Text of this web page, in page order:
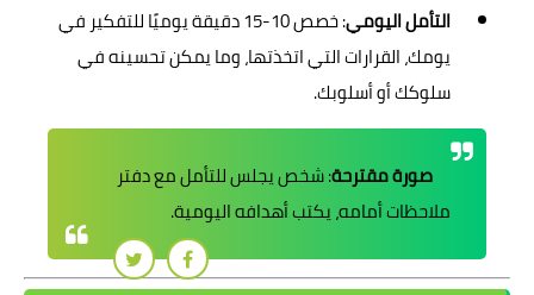
التأمل اليومي
: خصص 10-15 دقيقة يوميًا للتفكير في
يومك، القرارات التي اتخذتها، وما يمكن تحسينه في
سلوكك أو أسلوبك.
صورة مقترحة: شخص يجلس للتأمل مع دفتر
ملاحظات أمامه، يكتب أهدافه اليومية.